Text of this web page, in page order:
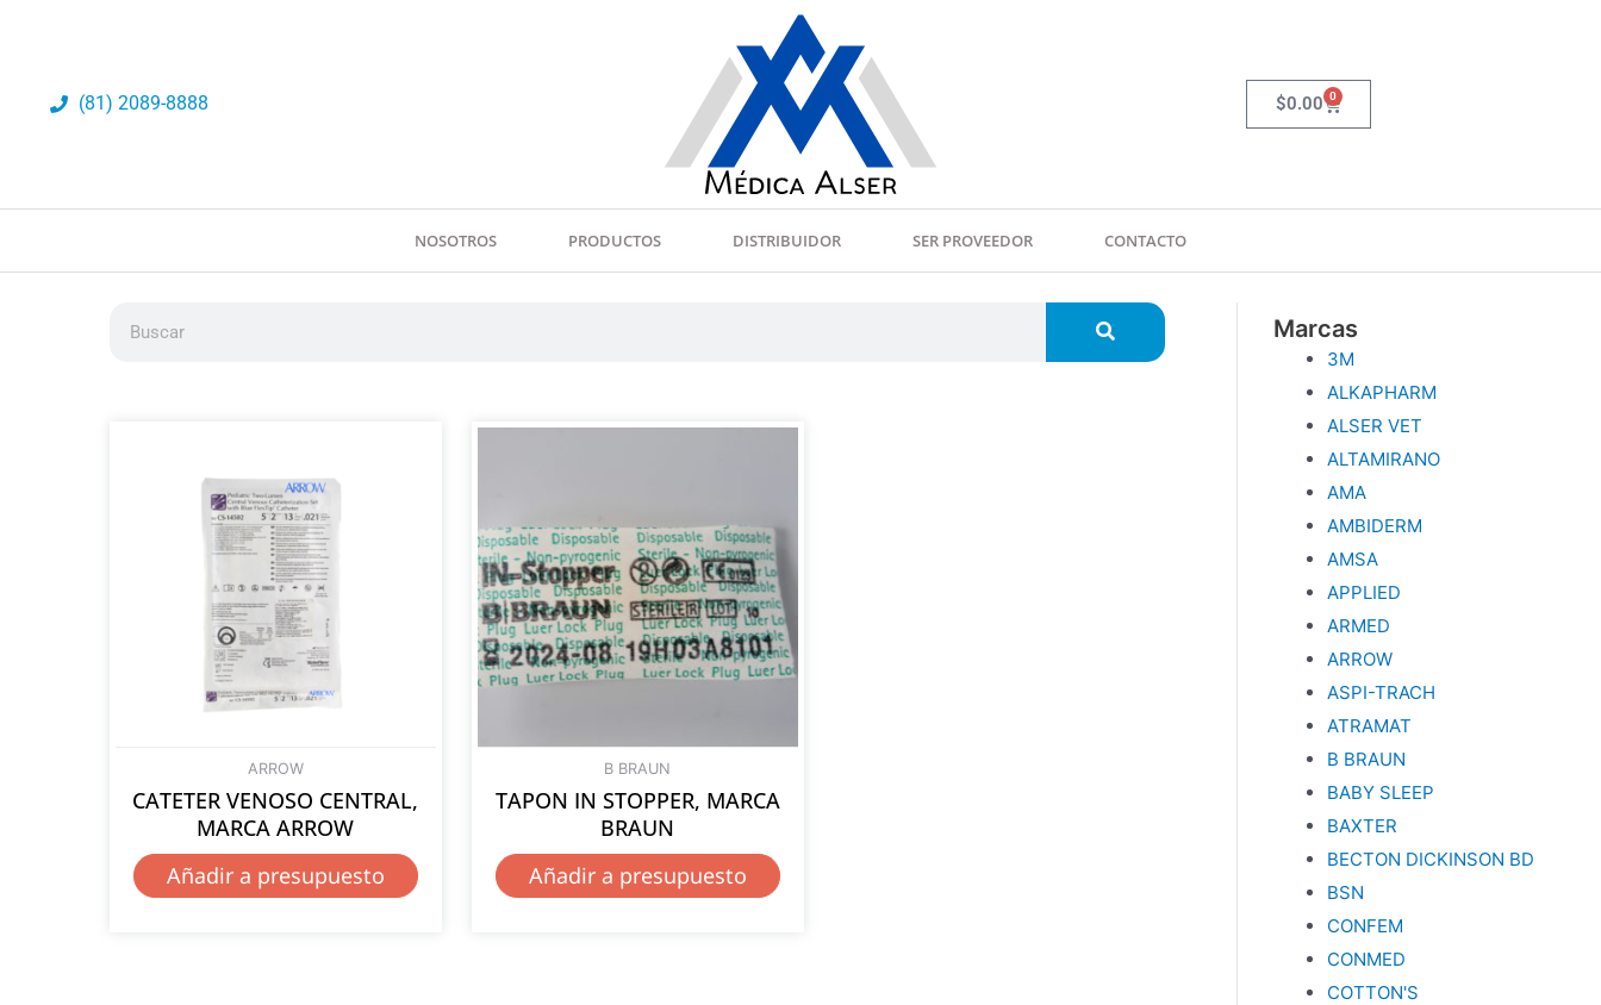
(81) 2089-8888
$0.00 0
Carrito
NOSOTROS PRODUCTOS DISTRIBUIDOR SER PROVEEDOR CONTACTO
ARROW
CATETER VENOSO CENTRAL,
MARCA ARROW
Añadir a presupuesto
B BRAUN
TAPON IN STOPPER, MARCA
BRAUN
Añadir a presupuesto
Marcas
3M
ALKAPHARM
ALSER VET
ALTAMIRANO
AMA
AMBIDERM
AMSA
APPLIED
ARMED
ARROW
ASPI-TRACH
ATRAMAT
B BRAUN
BABY SLEEP
BAXTER
BECTON DICKINSON BD
BSN
CONFEM
CONMED
COTTON'S